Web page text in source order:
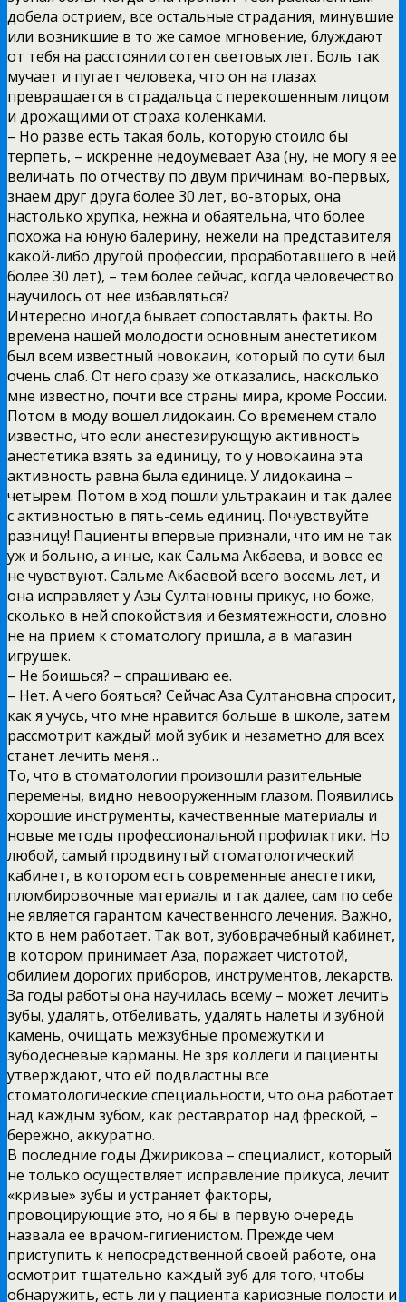
добела острием, все остальные страдания, минувшие
или возникшие в то же самое мгновение, блуждают
от тебя на расстоянии сотен световых лет. Боль так
мучает и пугает человека, что он на глазах
превращается в страдальца с перекошенным лицом
и дрожащими от страха коленками.
– Но разве есть такая боль, которую стоило бы
терпеть, – искренне недоумевает Аза (ну, не могу я ее
величать по отчеству по двум причинам: во-первых,
знаем друг друга более 30 лет, во-вторых, она
настолько хрупка, нежна и обаятельна, что более
похожа на юную балерину, нежели на представителя
какой-либо другой профессии, проработавшего в ней
более 30 лет), – тем более сейчас, когда человечество
научилось от нее избавляться?
Интересно иногда бывает сопоставлять факты. Во
времена нашей молодости основным анестетиком
был всем известный новокаин, который по сути был
очень слаб. От него сразу же отказались, насколько
мне известно, почти все страны мира, кроме России.
Потом в моду вошел лидокаин. Со временем стало
известно, что если анестезирующую активность
анестетика взять за единицу, то у новокаина эта
активность равна была единице. У лидокаина –
четырем. Потом в ход пошли ультракаин и так далее
с активностью в пять-семь единиц. Почувствуйте
разницу! Пациенты впервые признали, что им не так
уж и больно, а иные, как Сальма Акбаева, и вовсе ее
не чувствуют. Сальме Акбаевой всего восемь лет, и
она исправляет у Азы Султановны прикус, но боже,
сколько в ней спокойствия и безмятежности, словно
не на прием к стоматологу пришла, а в магазин
игрушек.
– Не боишься? – спрашиваю ее.
– Нет. А чего бояться? Сейчас Аза Султановна спросит,
как я учусь, что мне нравится больше в школе, затем
рассмотрит каждый мой зубик и незаметно для всех
станет лечить меня…
То, что в стоматологии произошли разительные
перемены, видно невооруженным глазом. Появились
хорошие инструменты, качественные материалы и
новые методы профессиональной профилактики. Но
любой, самый продвинутый стоматологический
кабинет, в котором есть современные анестетики,
пломбировочные материалы и так далее, сам по себе
не является гарантом качественного лечения. Важно,
кто в нем работает. Так вот, зубоврачебный кабинет,
в котором принимает Аза, поражает чистотой,
обилием дорогих приборов, инструментов, лекарств.
За годы работы она научилась всему – может лечить
зубы, удалять, отбеливать, удалять налеты и зубной
камень, очищать межзубные промежутки и
зубодесневые карманы. Не зря коллеги и пациенты
утверждают, что ей подвластны все
стоматологические специальности, что она работает
над каждым зубом, как реставратор над фреской, –
бережно, аккуратно.
В последние годы Джирикова – специалист, который
не только осуществляет исправление прикуса, лечит
«кривые» зубы и устраняет факторы,
провоцирующие это, но я бы в первую очередь
назвала ее врачом-гигиенистом. Прежде чем
приступить к непосредственной своей работе, она
осмотрит тщательно каждый зуб для того, чтобы
обнаружить, есть ли у пациента кариозные полости и